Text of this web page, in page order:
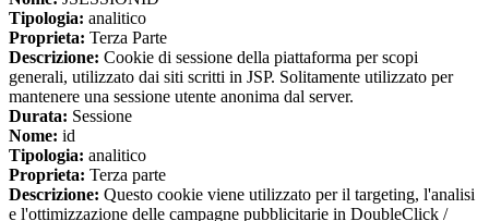
Tipologia: analitico
Proprieta: Terza Parte
Descrizione: Cookie di sessione della piattaforma per scopi
generali, utilizzato dai siti scritti in JSP. Solitamente utilizzato per
mantenere una sessione utente anonima dal server.
Durata: Sessione
Nome: id
Tipologia: analitico
Proprieta: Terza parte
Descrizione: Questo cookie viene utilizzato per il targeting, l'analisi
e l'ottimizzazione delle campagne pubblicitarie in DoubleClick /